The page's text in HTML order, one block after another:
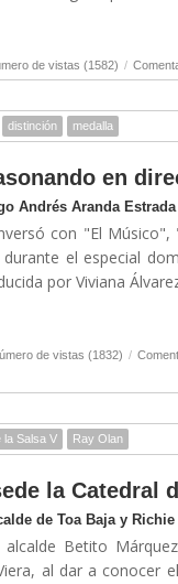
de vistas (1582) /
distinción medalla
en
Andrés Aranda Estrada
con "El
el especial
por Viviana
de vistas (1832) /
la Salsa V Ray Olan
la Catedral
de Toa Baja y
Betito
al dar a conocer